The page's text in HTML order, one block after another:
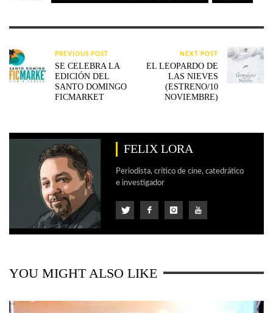
PREVIOUS POST
SE CELEBRA LA
EDICIÓN DEL
SANTO DOMINGO
FICMARKET
NEXT POST
EL LEOPARDO DE
LAS NIEVES
(ESTRENO/10
NOVIEMBRE)
FELIX LORA
Periodista, crítico de cine, catedrático
e investigador
YOU MIGHT ALSO LIKE